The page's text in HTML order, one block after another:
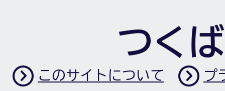
つく
このサイトについて プ